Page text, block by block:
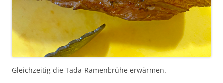
Gleichzeitig die Tada-Ramenbrühe erwärmen.